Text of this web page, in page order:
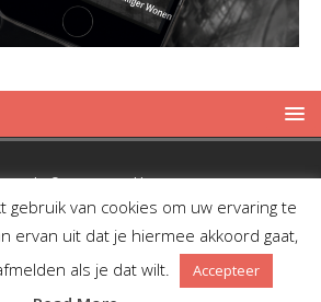
© 2019 Spreekbuis
gebruik van cookies om uw ervaring te
ervan uit dat je hiermee akkoord gaat,
als je dat wilt.
Accepteer